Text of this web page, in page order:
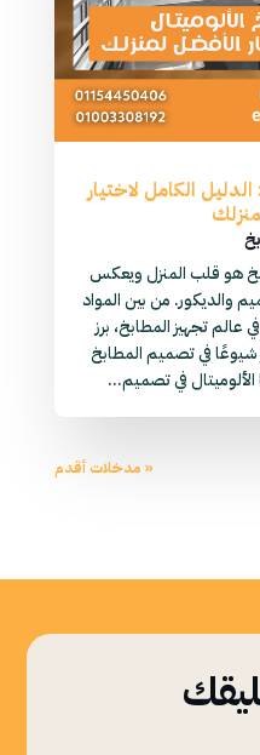
الكامل لاختيار
هو قلب المنزل ويعكس
والديكور. من بين المواد
عالم تجهيز المطابخ، برز
شيوعًا في تصميم المطابخ
الألوميتال في تصميم...
« مدخلات أقدم